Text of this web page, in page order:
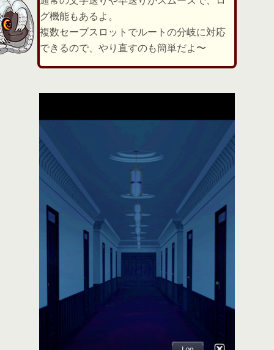
グ機能もあるよ。
複数セーブスロットでルートの分岐に対応
できるので、やり直すのも簡単だよ〜